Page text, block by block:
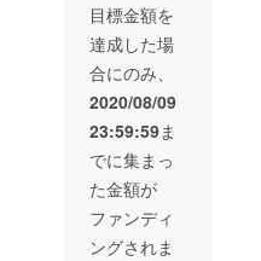
デザイ
ンの経
験が無
い方で
も、弊
社ス
タッフ
が責任
をもっ
てサ
ポート
をさせ
て頂き
目標金額を
達成した場
合にのみ、
2020/08/09
23:59:59ま
でに集まっ
た金額が
ファンディ
ングされま